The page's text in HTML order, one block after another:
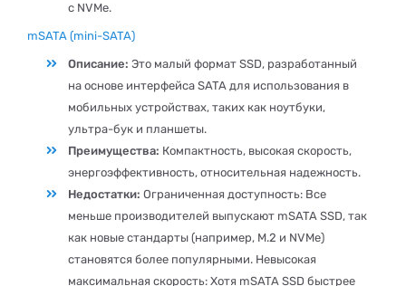
с NVMe.
mSATA (mini-SATA)
Описание: Это малый формат SSD, разработанный
на основе интерфейса SATA для использования в
мобильных устройствах, таких как ноутбуки,
ультра-бук и планшеты.
Преимущества: Компактность, высокая скорость,
энергоэффективность, относительная надежность.
Недостатки: Ограниченная доступность: Все
меньше производителей выпускают mSATA SSD, так
как новые стандарты (например, M.2 и NVMe)
становятся более популярными. Невысокая
максимальная скорость: Хотя mSATA SSD быстрее